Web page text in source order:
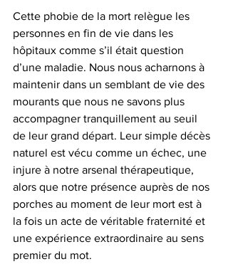
Cette phobie de la mort relègue les
personnes en fin de vie dans les
hôpitaux comme s’il était question
d’une maladie. Nous nous acharnons à
maintenir dans un semblant de vie des
mourants que nous ne savons plus
accompagner tranquillement au seuil
de leur grand départ. Leur simple décès
naturel est vécu comme un échec, une
injure à notre arsenal thérapeutique,
alors que notre présence auprès de nos
porches au moment de leur mort est à
la fois un acte de véritable fraternité et
une expérience extraordinaire au sens
premier du mot.